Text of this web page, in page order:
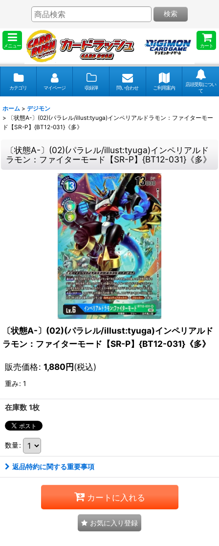
メニュー カート
検索
カテゴリ マイページ 収録弾 問い合わせ ご利用案内
店頭受取につい
て
ホーム > デジモン
>
〔状態A-〕(02)(パラレル/illust:tyuga)インペリアルドラモン：ファイターモー
ド【SR-P】{BT12-031}《多》
〔状態A-〕(02)(パラレル/illust:tyuga)インペリアルド
ラモン：ファイターモード【SR-P】{BT12-031}《多》
〔状態A-〕(02)(パラレル/illust:tyuga)インペリアルド
ラモン：ファイターモード【SR-P】{BT12-031}《多》
販売価格: 1,880円(税込)
重み: 1
在庫数 1枚
数量:
返品特約に関する重要事項
カートに入れる
お気に入り登録